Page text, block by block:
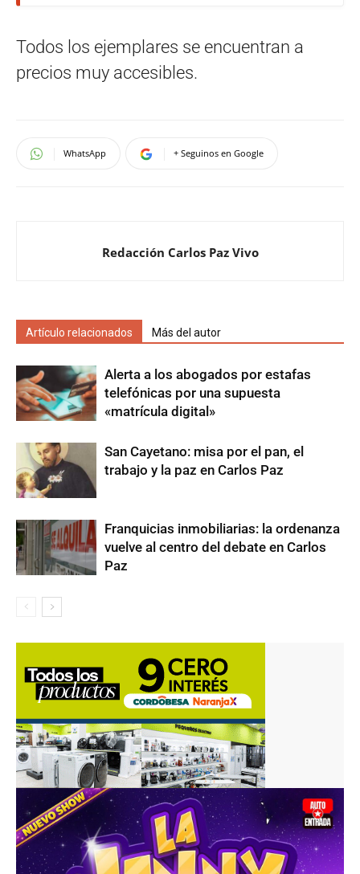
Todos los ejemplares se encuentran a
precios muy accesibles.
WhatsApp + Seguinos en Google
Redacción Carlos Paz Vivo
Artículo relacionados Más del autor
Alerta a los abogados por estafas
telefónicas por una supuesta
«matrícula digital»
San Cayetano: misa por el pan, el
trabajo y la paz en Carlos Paz
Franquicias inmobiliarias: la ordenanza
vuelve al centro del debate en Carlos
Paz